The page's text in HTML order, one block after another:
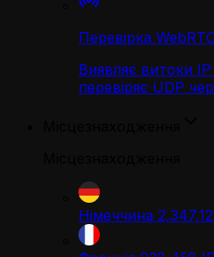
Перевірка
Виявляє витоки IP
перевіряє UDP
Німеччина